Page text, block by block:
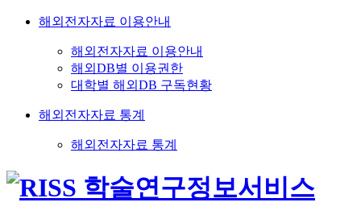
해외전자자료 이용안내
해외전자자료 이용안내
해외DB별 이용권한
대학별 해외DB 구독현황
해외전자자료 통계
해외전자자료 통계